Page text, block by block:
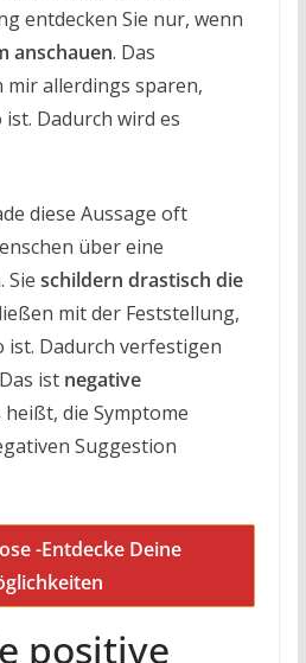
entdecken Sie nur, wenn
anschauen. Das
mir allerdings sparen,
Dadurch wird es
diese Aussage oft
über eine
Sie schildern drastisch die
mit der Feststellung,
ist. Dadurch verfestigen
ist negative
heißt, die Symptome
Suggestion
-Entdecke Deine
positive